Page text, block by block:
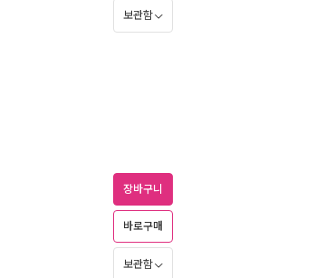
보관함
장바구니
바로구매
보관함